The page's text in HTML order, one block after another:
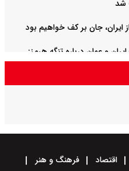
شد
ایران، جان بر کف خواهیم بود
و عمان درباره تنگه هرمز:
اقتصاد
فرهنگ و هنر